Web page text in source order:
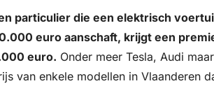
particulier die een elektrisch
euro aanschaft, krijgt een
euro. Onder meer Tesla, Audi
van enkele modellen in Vlaanderen